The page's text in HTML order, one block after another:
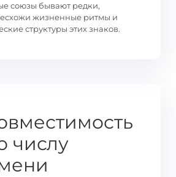
союзы бывают редки,
жизненные ритмы и
структуры этих знаков.
числу